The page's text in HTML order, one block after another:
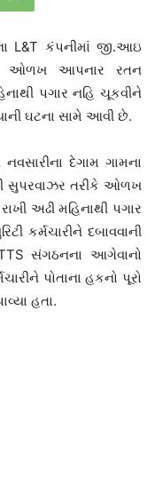
L&T કંપનીમાં જી.આઇ
ઓળખ આપનાર રતન
પગાર નહિ ચૂકવીને
ઘટના સામે આવી છે.
દેગામ ગામના
સુપરવાઝર તરીકે ઓળખ
અઢી મહિનાથી પગાર
કર્મચારીને દબાવવાની
સંગઠનના આગેવાનો
પોતાના હકનો પૂરો
હતા.